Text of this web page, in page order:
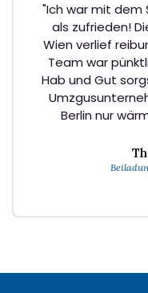
"Ich war mit dem
als zufrieden!
Wien verlief
Team war
Hab und Gut
Berlin nur